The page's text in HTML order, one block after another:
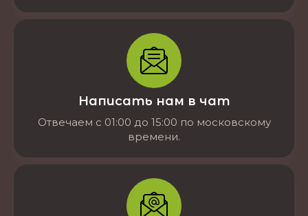
Написать нам в чат
Отвечаем с 01:00 до 15:00 по московскому
времени.